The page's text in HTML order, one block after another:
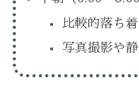
比較的落ち
写真撮影や